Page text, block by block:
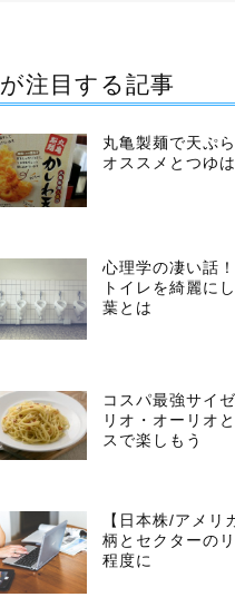
皆が注目する記事
丸亀製麺で天ぷ
オススメとつゆ
心理学の凄い話
トイレを綺麗に
葉とは
コスパ最強サイ
リオ・オーリオ
スで楽しもう
【日本株/アメリ
柄とセクターの
程度に